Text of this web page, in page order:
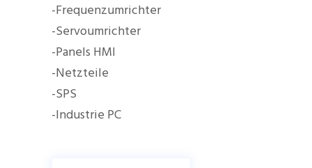
-Frequenzumrichter
-Servoumrichter
-Panels HMI
-Netzteile
-SPS
-Industrie PC